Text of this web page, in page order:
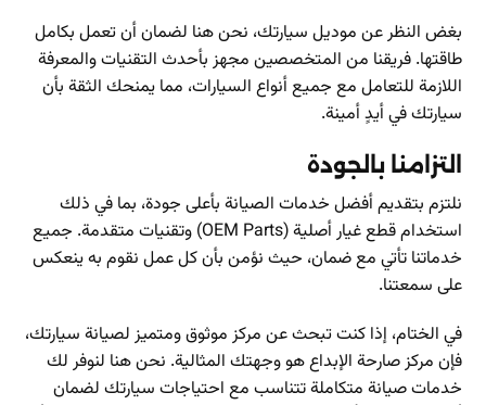
بغض النظر عن موديل سيارتك، نحن هنا لضمان أن تعمل بكامل
طاقتها. فريقنا من المتخصصين مجهز بأحدث التقنيات والمعرفة
اللازمة للتعامل مع جميع أنواع السيارات، مما يمنحك الثقة بأن
سيارتك في أيدٍ أمينة.
التزامنا بالجودة
نلتزم بتقديم أفضل خدمات الصيانة بأعلى جودة، بما في ذلك
استخدام قطع غيار أصلية (OEM Parts) وتقنيات متقدمة. جميع
خدماتنا تأتي مع ضمان، حيث نؤمن بأن كل عمل نقوم به ينعكس
على سمعتنا.
في الختام، إذا كنت تبحث عن مركز موثوق ومتميز لصيانة سيارتك،
فإن مركز صارحة الإبداع هو وجهتك المثالية. نحن هنا لنوفر لك
خدمات صيانة متكاملة تتناسب مع احتياجات سيارتك لضمان